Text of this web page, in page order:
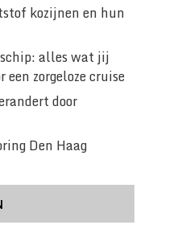
kozijnen en hun
alles wat jij
een zorgeloze cruise
door
Den Haag